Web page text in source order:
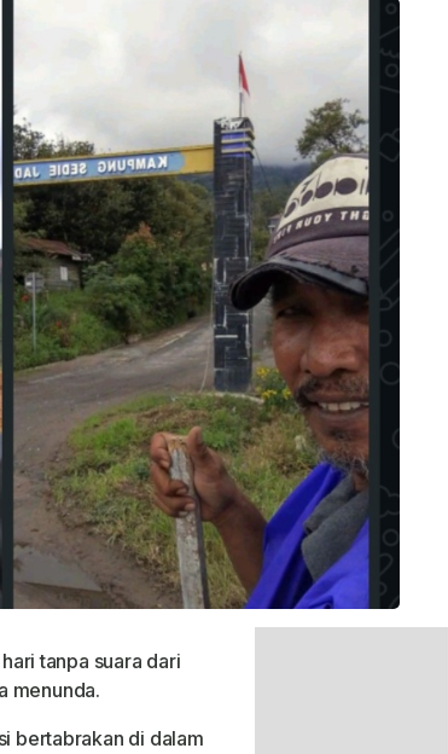
tanpa suara dari
menunda.
bertabrakan di dalam